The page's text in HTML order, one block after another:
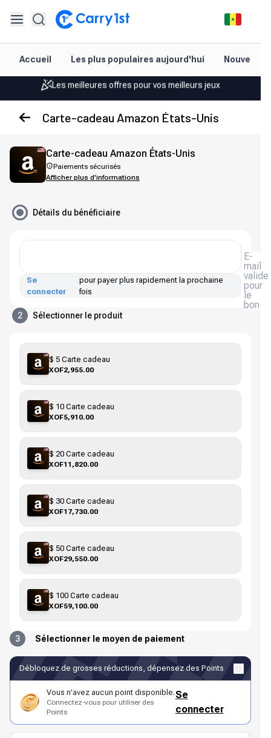
Accueil Les plus populaires aujourd'hui
Rechargement et livraison instantanés
Assistance amicale 24h/24 et 7j/7
Noté 4,45 sur Google Play et l'App Store
Les meilleures offres pour vos meilleurs jeux
Noté 4,45 sur Google Play et l'App Store
Carte-cadeau Amazon États-Unis
Carte-cadeau Amazon États-Unis
Paiements sécurisés
Afficher plus d'informations
Détails du bénéficiaire
E-
mail
valide
pour
le
bon
Se
connecter
pour payer plus rapidement la prochaine
fois
2 Sélectionner le produit
$ 5 Carte cadeau
XOF2,955.00
$ 10 Carte cadeau
XOF5,910.00
$ 20 Carte cadeau
XOF11,820.00
$ 30 Carte cadeau
XOF17,730.00
$ 50 Carte cadeau
XOF29,550.00
$ 100 Carte cadeau
XOF59,100.00
3 Sélectionner le moyen de paiement
Débloquez de grosses réductions, dépensez des Points
Vous n'avez aucun point disponible.
Connectez-vous pour utiliser des
Points
Se
connecter